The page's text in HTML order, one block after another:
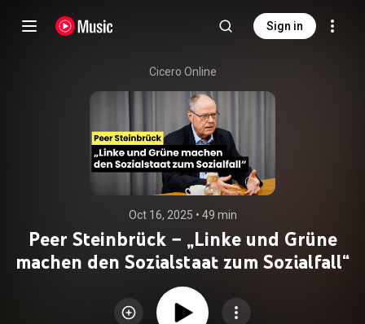
Sign in
Cicero Online
Oct 16, 2025 • 49 min
Peer Steinbrück – „Linke und Grüne
machen den Sozialstaat zum Sozialfall“